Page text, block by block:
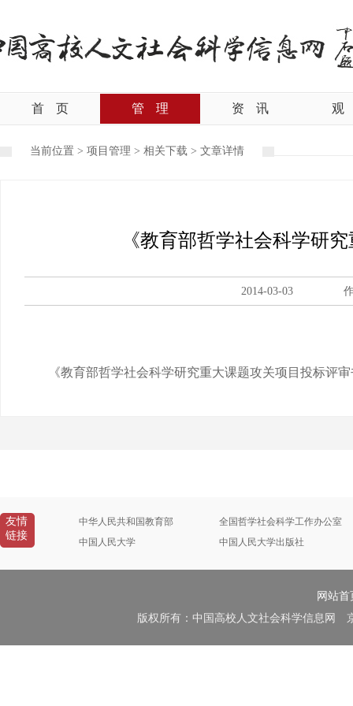
首 页 管 理 资 讯 观
当前位置 > 项目管理 > 相关下载 > 文章详情
《教育部哲学社会科学研
2014-03-03
《教育部哲学社会科学研究重大课题攻关项目投标评
友情
链接
中华人民共和国教育部
全国哲学社会科学工作办公室
中国人民大学
中国人民大学出版社
网站首
版权所有：中国高校人文社会科学信息网